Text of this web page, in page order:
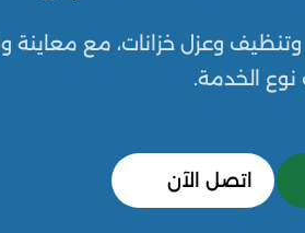
وعزل خزانات، مع
الخدمة.
اتصل الآن